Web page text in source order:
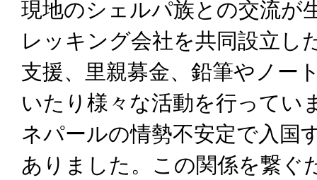
現地のシェルパ族との交流が
レッキング会社を共同設立し
支援、里親募金、鉛筆やノー
いたり様々な活動を行ってい
ネパールの情勢不安定で入国
ありました。この関係を繋ぐ